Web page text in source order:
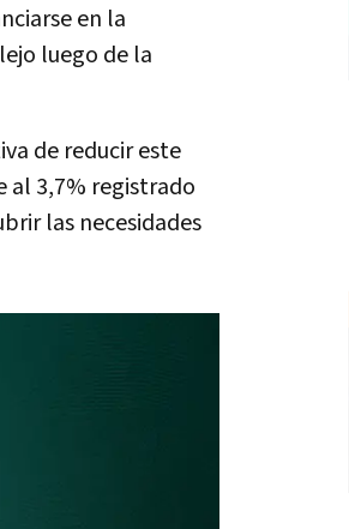
en la
luego de la
de reducir este
al 3,7% registrado
las necesidades